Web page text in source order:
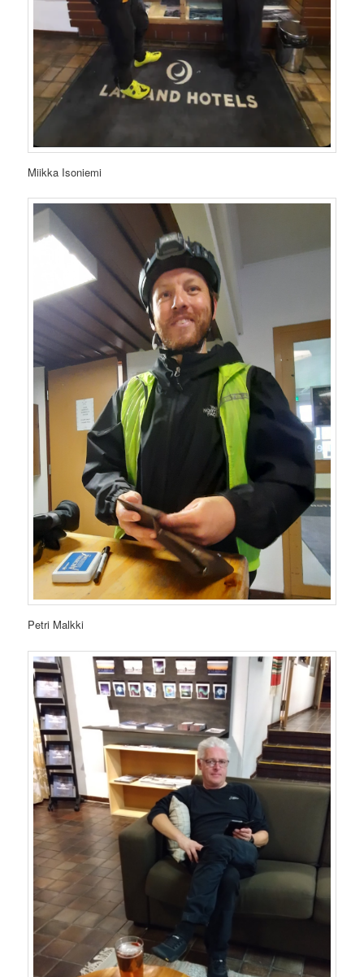
Miikka Isoniemi
Petri Malkki